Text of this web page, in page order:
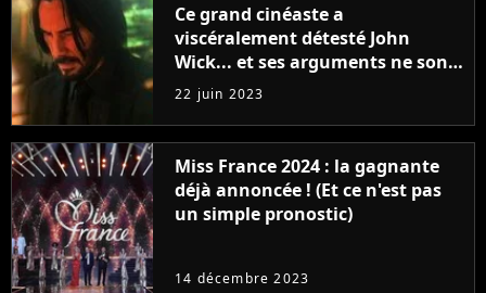
Ce grand cinéaste a
viscéralement détesté John
Wick... et ses arguments ne sont
pas si bêtes
22 juin 2023
Miss France 2024 : la gagnante
déjà annoncée ! (Et ce n'est pas
un simple pronostic)
14 décembre 2023